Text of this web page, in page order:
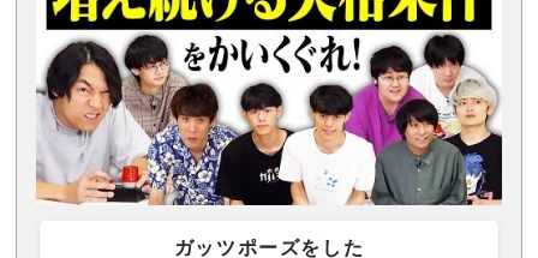
ガッツポーズをした